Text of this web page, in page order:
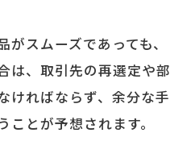
スムーズであっても、
は、取引先の再選定や部
ければならず、余分な手
とが予想されます。